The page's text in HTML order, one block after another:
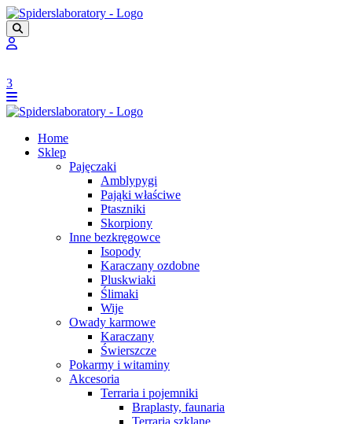
3
Home
Sklep
Pajęczaki
Amblypygi
Pająki właściwe
Ptaszniki
Skorpiony
Inne bezkręgowce
Isopody
Karaczany ozdobne
Pluskwiaki
Ślimaki
Wije
Owady karmowe
Karaczany
Świerszcze
Pokarmy i witaminy
Akcesoria
Terraria i pojemniki
Braplasty, faunaria
Terraria szklane